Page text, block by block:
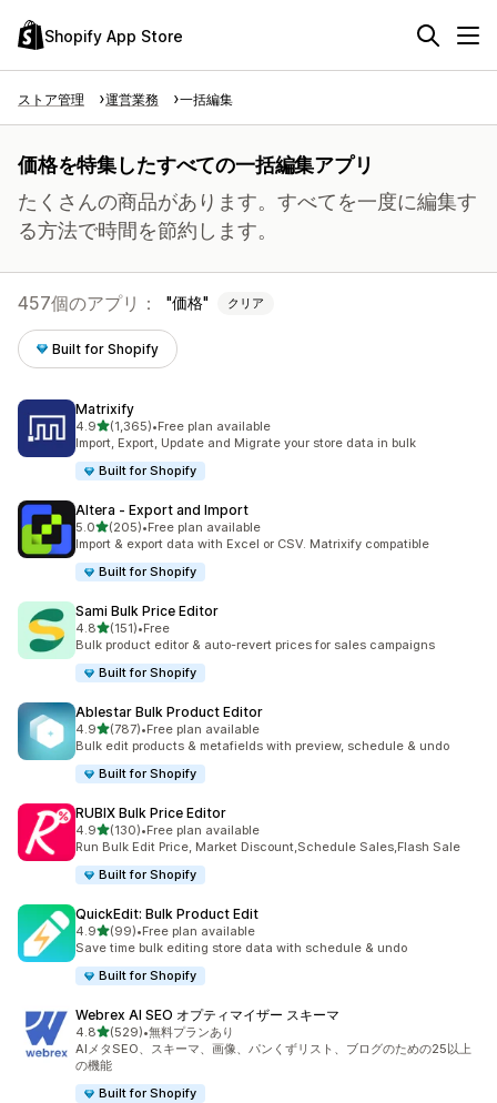
Shopify App Store
ストア管理 運営業務 一括編集
価格を特集したすべての一括編集アプリ
たくさんの商品があります。すべてを一度に編集す
る方法で時間を節約します。
457個のアプリ： 価格 クリア
Built for Shopify
Matrixify
4.95つ星中
(1,365)
合計レビュー数：1365件
•Free plan available
Import, Export, Update and Migrate your store data in bulk
Built for Shopify
Altera ‑ Export and Import
5.05つ星中
(205)
合計レビュー数：205件
•Free plan available
Import & export data with Excel or CSV. Matrixify compatible
Built for Shopify
Sami Bulk Price Editor
4.85つ星中
(151)
合計レビュー数：151件
•Free
Bulk product editor & auto-revert prices for sales campaigns
Built for Shopify
Ablestar Bulk Product Editor
4.95つ星中
(787)
合計レビュー数：787件
•Free plan available
Bulk edit products & metafields with preview, schedule & undo
Built for Shopify
RUBIX Bulk Price Editor
4.95つ星中
(130)
合計レビュー数：130件
•Free plan available
Run Bulk Edit Price, Market Discount,Schedule Sales,Flash Sale
Built for Shopify
QuickEdit: Bulk Product Edit
4.95つ星中
(99)
合計レビュー数：99件
•Free plan available
Save time bulk editing store data with schedule & undo
Built for Shopify
Webrex AI SEO オプティマイザー スキーマ
4.85つ星中
(529)
合計レビュー数：529件
•無料プランあり
AIメタSEO、スキーマ、画像、パンくずリスト、ブログのための25以上
の機能
Built for Shopify